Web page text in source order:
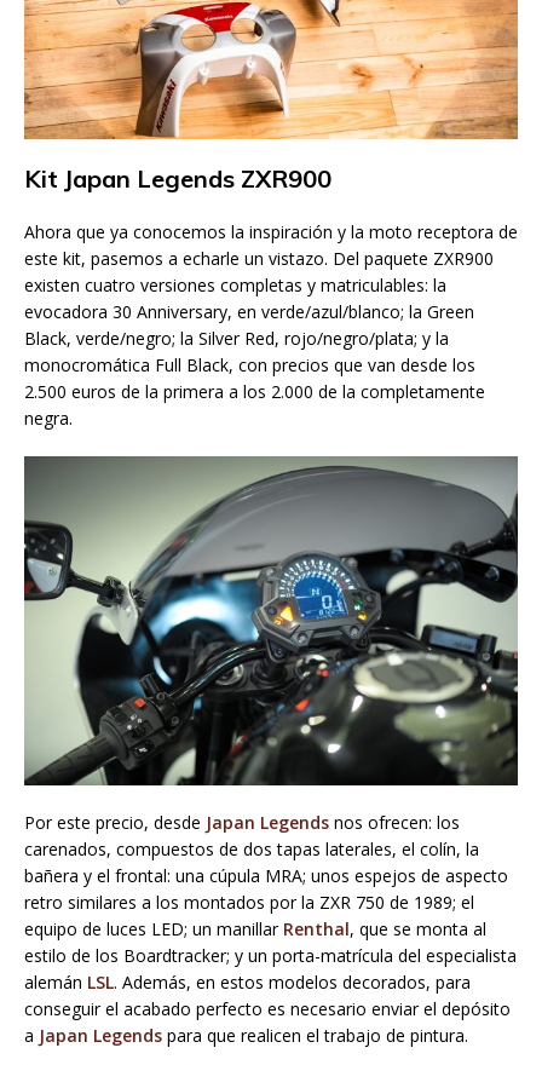
Kit Japan Legends ZXR900
Ahora que ya conocemos la inspiración y la moto receptora de
este kit, pasemos a echarle un vistazo. Del paquete ZXR900
existen cuatro versiones completas y matriculables: la
evocadora 30 Anniversary, en verde/azul/blanco; la Green
Black, verde/negro; la Silver Red, rojo/negro/plata; y la
monocromática Full Black, con precios que van desde los
2.500 euros de la primera a los 2.000 de la completamente
negra.
Por este precio, desde Japan Legends nos ofrecen: los
carenados, compuestos de dos tapas laterales, el colín, la
bañera y el frontal: una cúpula MRA; unos espejos de aspecto
retro similares a los montados por la ZXR 750 de 1989; el
equipo de luces LED; un manillar Renthal, que se monta al
estilo de los Boardtracker; y un porta-matrícula del especialista
alemán LSL. Además, en estos modelos decorados, para
conseguir el acabado perfecto es necesario enviar el depósito
a Japan Legends para que realicen el trabajo de pintura.